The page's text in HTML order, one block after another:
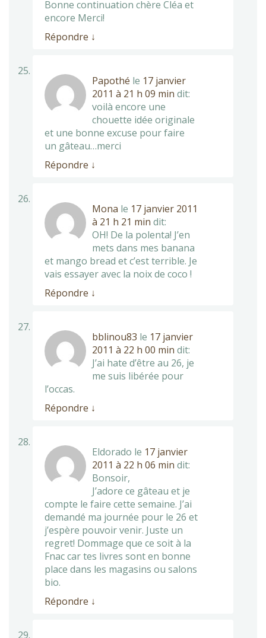
Bonne continuation chère Cléa et
encore Merci!
Répondre ↓
Papothé le 17 janvier
2011 à 21 h 09 min dit:
voilà encore une
chouette idée originale
et une bonne excuse pour faire
un gâteau…merci
Répondre ↓
Mona le 17 janvier 2011
à 21 h 21 min dit:
OH! De la polenta! J’en
mets dans mes banana
et mango bread et c’est terrible. Je
vais essayer avec la noix de coco !
Répondre ↓
bblinou83 le 17 janvier
2011 à 22 h 00 min dit:
J’ai hate d’être au 26, je
me suis libérée pour
l’occas.
Répondre ↓
Eldorado le 17 janvier
2011 à 22 h 06 min dit:
Bonsoir,
J’adore ce gâteau et je
compte le faire cette semaine. J’ai
demandé ma journée pour le 26 et
j’espère pouvoir venir. Juste un
regret! Dommage que ce soit à la
Fnac car tes livres sont en bonne
place dans les magasins ou salons
bio.
Répondre ↓